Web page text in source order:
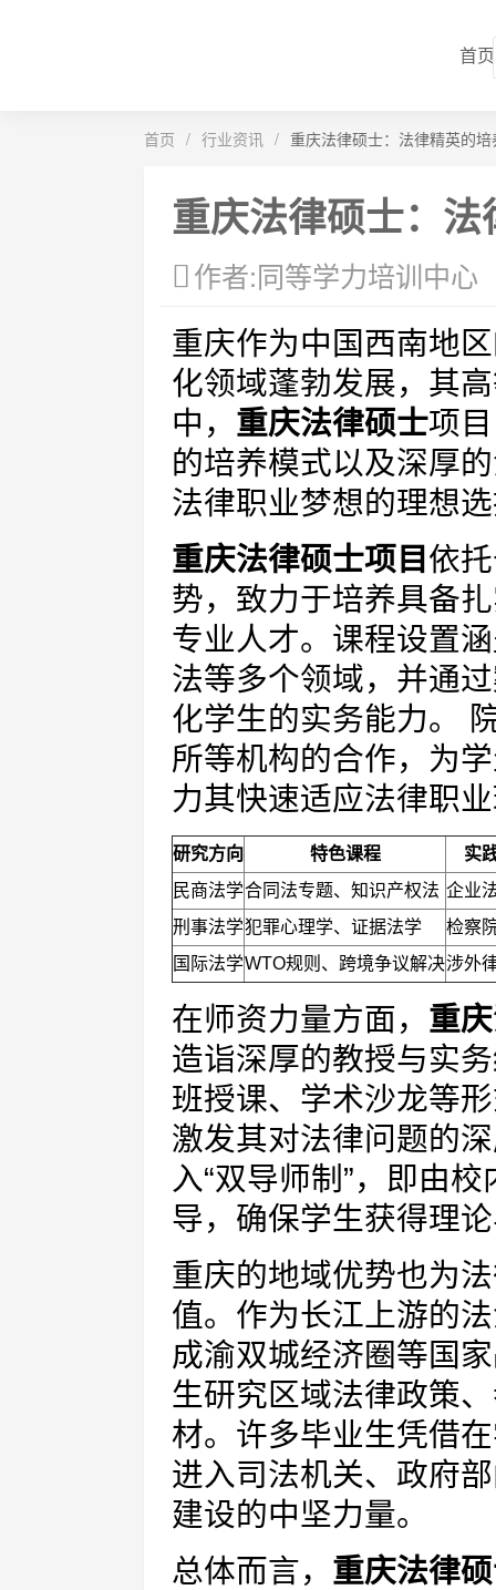
首页
首页 / 行业资讯 / 重庆法律硕士：法律精英的
重庆法律硕士：
作者:同等学力培训中心
重庆作为中国西南地
化领域蓬勃发展，其
中， 重庆法律硕士项
的培养模式以及深厚
法律职业梦想的理想
重庆法律硕士项目 依
势，致力于培养具备
专业人才。课程设置
法等多个领域，并通
化学生的实务能力。
所等机构的合作，为
力其快速适应法律职
研究方向 特色课程
实
民商法学合同法专题、知识产权法 企业
刑事法学犯罪心理学、证据法学
检察
国际法学WTO规则、跨境争议解决涉外
在师资力量方面， 重
造诣深厚的教授与实
班授课、学术沙龙等
激发其对法律问题的
入“双导师制”，即由
导，确保学生获得理
重庆的地域优势也为
值。作为长江上游的
成渝双城经济圈等国
生研究区域法律政策
材。许多毕业生凭借
进入司法机关、政府
建设的中坚力量。
总体而言， 重庆法律